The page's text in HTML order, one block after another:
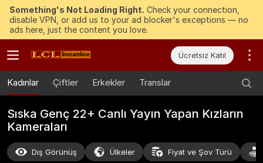
Something's Not Loading Right. Check your connection,
disable VPN, or add us to your ad blocker's exceptions — no
ads here, just the content you love.
Ücretsiz Katıl
Kadınlar Çiftler Erkekler Translar
Sıska Genç 22+ Canlı Yayın Yapan Kızların
Kameraları
Dış Görünüş Ülkeler Fiyat ve Şov Türü